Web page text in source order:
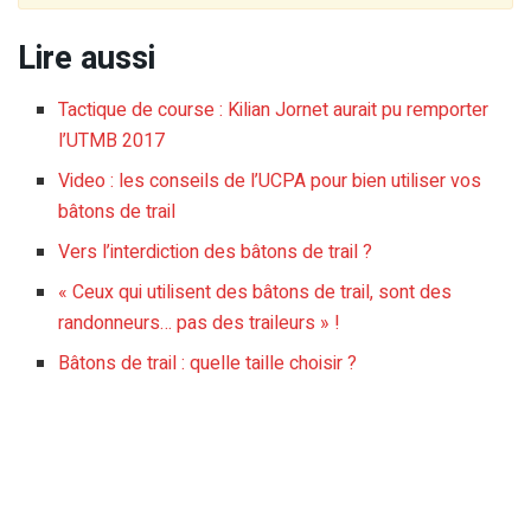
Lire aussi
Tactique de course : Kilian Jornet aurait pu remporter
l’UTMB 2017
Video : les conseils de l’UCPA pour bien utiliser vos
bâtons de trail
Vers l’interdiction des bâtons de trail ?
« Ceux qui utilisent des bâtons de trail, sont des
randonneurs… pas des traileurs » !
Bâtons de trail : quelle taille choisir ?